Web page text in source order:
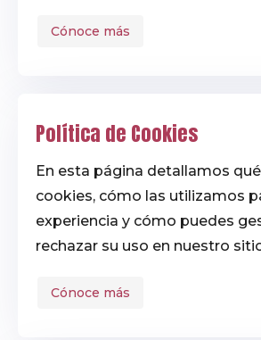
sobre tu información.
Cónoce más
Política de Cookies
En esta página detallamos
cookies, cómo las utilizamos
experiencia y cómo puedes
rechazar su uso en nuestro
Cónoce más